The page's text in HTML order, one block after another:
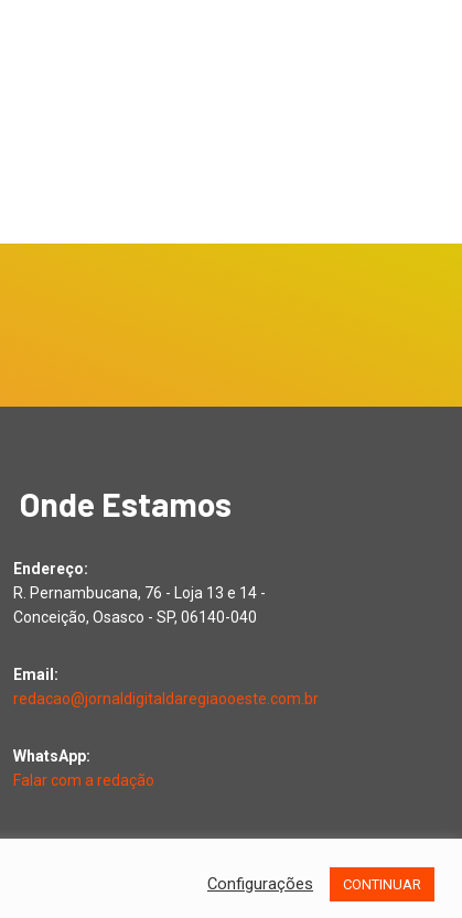
Onde Estamos
Endereço:
R. Pernambucana, 76 - Loja 13 e 14 -
Conceição, Osasco - SP, 06140-040
Email:
redacao@jornaldigitaldaregiaooeste.com.br
WhatsApp:
Falar com a redação
Configurações CONTINUAR